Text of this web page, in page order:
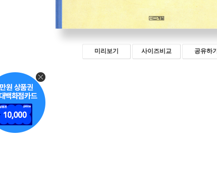
미리보기 사이즈비교 공유하기